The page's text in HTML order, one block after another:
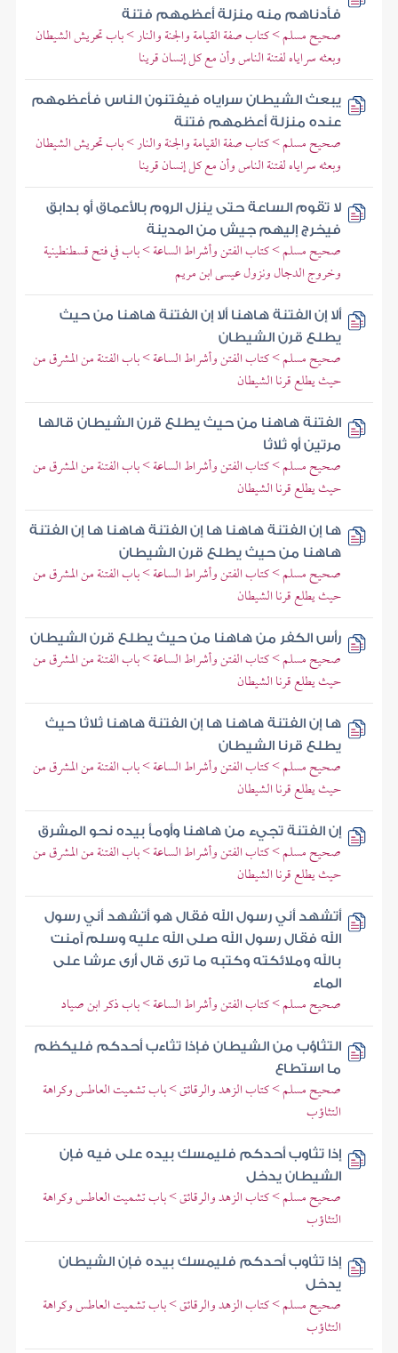
فأدناهم منه منزلة أعظمهم فتنة
صحيح مسلم > كتاب صفة القيامة والجنة والنار > باب تحريش الشيطان
وبعثه سراياه لفتنة الناس وأن مع كل إنسان قرينا
يبعث الشيطان سراياه فيفتنون الناس فأعظمهم
عنده منزلة أعظمهم فتنة
صحيح مسلم > كتاب صفة القيامة والجنة والنار > باب تحريش الشيطان
وبعثه سراياه لفتنة الناس وأن مع كل إنسان قرينا
لا تقوم الساعة حتى ينزل الروم بالأعماق أو بدابق
فيخرج إليهم جيش من المدينة
صحيح مسلم > كتاب الفتن وأشراط الساعة > باب في فتح قسطنطينية
وخروج الدجال ونزول عيسى ابن مريم
ألا إن الفتنة هاهنا ألا إن الفتنة هاهنا من حيث
يطلع قرن الشيطان
صحيح مسلم > كتاب الفتن وأشراط الساعة > باب الفتنة من المشرق من
حيث يطلع قرنا الشيطان
الفتنة هاهنا من حيث يطلع قرن الشيطان قالها
مرتين أو ثلاثا
صحيح مسلم > كتاب الفتن وأشراط الساعة > باب الفتنة من المشرق من
حيث يطلع قرنا الشيطان
ها إن الفتنة هاهنا ها إن الفتنة هاهنا ها إن الفتنة
هاهنا من حيث يطلع قرن الشيطان
صحيح مسلم > كتاب الفتن وأشراط الساعة > باب الفتنة من المشرق من
حيث يطلع قرنا الشيطان
رأس الكفر من هاهنا من حيث يطلع قرن الشيطان
صحيح مسلم > كتاب الفتن وأشراط الساعة > باب الفتنة من المشرق من
حيث يطلع قرنا الشيطان
ها إن الفتنة هاهنا ها إن الفتنة هاهنا ثلاثا حيث
يطلع قرنا الشيطان
صحيح مسلم > كتاب الفتن وأشراط الساعة > باب الفتنة من المشرق من
حيث يطلع قرنا الشيطان
إن الفتنة تجيء من هاهنا وأومأ بيده نحو المشرق
صحيح مسلم > كتاب الفتن وأشراط الساعة > باب الفتنة من المشرق من
حيث يطلع قرنا الشيطان
أتشهد أني رسول الله فقال هو أتشهد أني رسول
الله فقال رسول الله صلى الله عليه وسلم آمنت
بالله وملائكته وكتبه ما ترى قال أرى عرشا على
الماء
صحيح مسلم > كتاب الفتن وأشراط الساعة > باب ذكر ابن صياد
التثاؤب من الشيطان فإذا تثاءب أحدكم فليكظم
ما استطاع
صحيح مسلم > كتاب الزهد والرقائق > باب تشميت العاطس وكراهة
التثاؤب
إذا تثاوب أحدكم فليمسك بيده على فيه فإن
الشيطان يدخل
صحيح مسلم > كتاب الزهد والرقائق > باب تشميت العاطس وكراهة
التثاؤب
إذا تثاوب أحدكم فليمسك بيده فإن الشيطان
يدخل
صحيح مسلم > كتاب الزهد والرقائق > باب تشميت العاطس وكراهة
التثاؤب